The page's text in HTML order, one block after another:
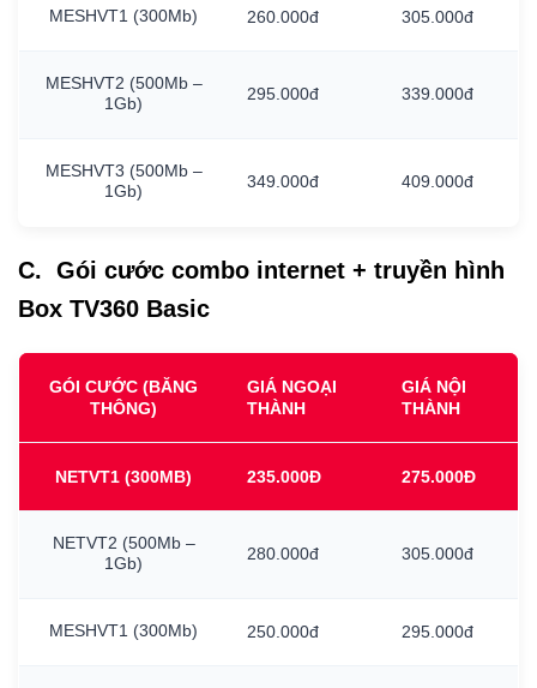
MESHVT1 (300Mb) 260.000đ 305.000đ
MESHVT2 (500Mb –
1Gb)
295.000đ 339.000đ
MESHVT3 (500Mb –
1Gb)
349.000đ 409.000đ
C. Gói cước combo internet + truyền hình
Box TV360 Basic
GÓI CƯỚC (BĂNG
THÔNG)
GIÁ NGOẠI
THÀNH
GIÁ NỘI
THÀNH
NETVT1 (300MB) 235.000Đ 275.000Đ
NETVT2 (500Mb –
1Gb)
280.000đ 305.000đ
MESHVT1 (300Mb) 250.000đ 295.000đ